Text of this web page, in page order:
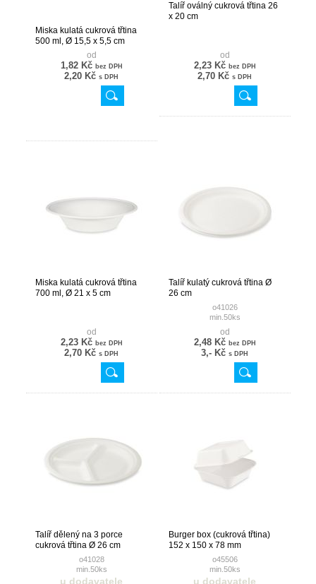
Miska kulatá cukrová třtina
500 ml, Ø 15,5 x 5,5 cm
od
1,82 Kč bez DPH
2,20 Kč s DPH
Talíř oválný cukrová třtina 26
x 20 cm
od
2,23 Kč bez DPH
2,70 Kč s DPH
Miska kulatá cukrová třtina
700 ml, Ø 21 x 5 cm
od
2,23 Kč bez DPH
2,70 Kč s DPH
Talíř kulatý cukrová třtina Ø
26 cm
o41026
min.50ks
od
2,48 Kč bez DPH
3,- Kč s DPH
Talíř dělený na 3 porce
cukrová třtina Ø 26 cm
o41028
min.50ks
u dodavatele
Burger box (cukrová třtina)
152 x 150 x 78 mm
o45506
min.50ks
u dodavatele